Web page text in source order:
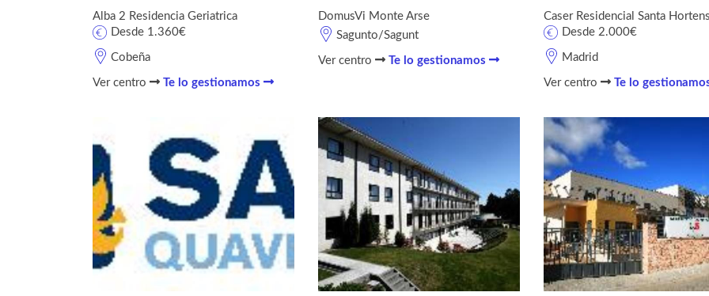
Alba 2 Residencia Geriatrica
Cobeña
Desde 1.360€
Ver centro Te lo gestionamos
DomusVi Monte Arse
Sagunto/Sagunt
Ver centro Te lo gestionamos
Caser Residencial Santa
Madrid
Desde 2.000€
Ver centro Te lo